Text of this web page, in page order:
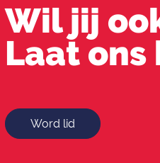
Wil jij
Laat
Word lid